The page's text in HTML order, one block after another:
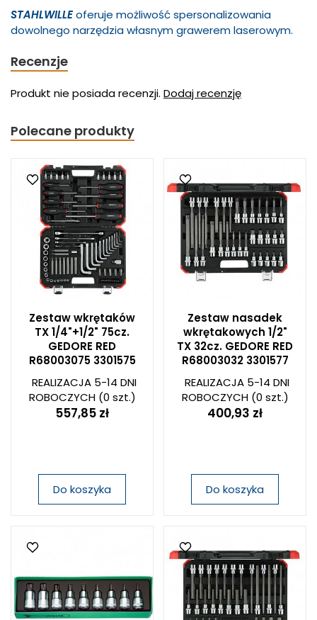
STAHLWILLEoferuje możliwość spersonalizowania
dowolnego narzędzia własnym grawerem laserowym.
Recenzje
Produkt nie posiada recenzji. Dodaj recenzję
Polecane produkty
Zestaw wkrętaków
TX 1/4"+1/2" 75cz.
GEDORE RED
R68003075 3301575
REALIZACJA 5-14 DNI
ROBOCZYCH(0 szt.)
557,85 zł
Do koszyka
Zestaw nasadek
wkrętakowych 1/2"
TX 32cz. GEDORE RED
R68003032 3301577
REALIZACJA 5-14 DNI
ROBOCZYCH(0 szt.)
400,93 zł
Do koszyka